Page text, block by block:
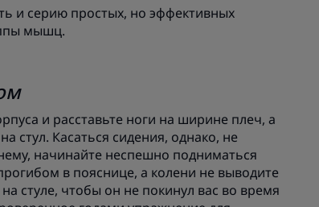
и серию простых, но эффективных
мышц.
и расставьте ноги на ширине плеч, а
стул. Касаться сидения, однако, не
начинайте неспешно подниматься
в пояснице, а колени не выводите
стуле, чтобы он не покинул вас во время